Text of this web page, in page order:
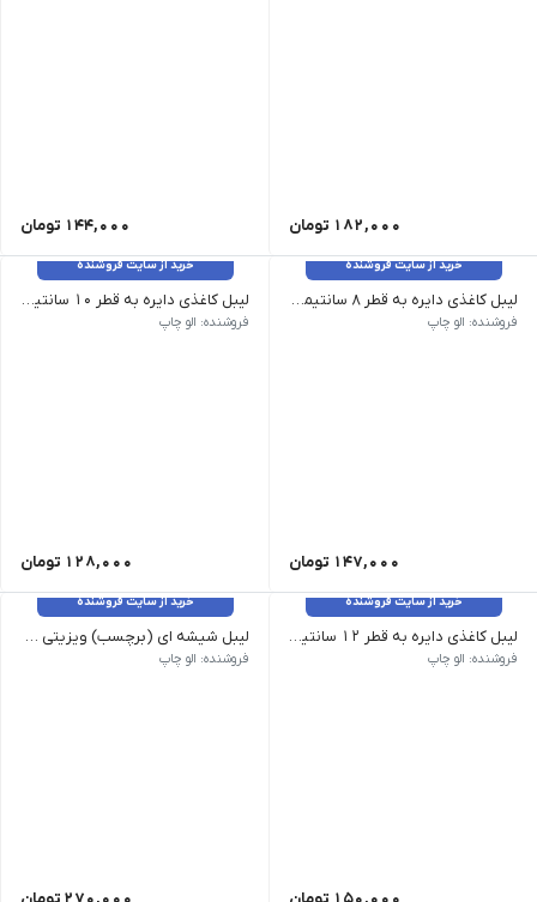
182,000 تومان 144,000 تومان
خرید از سایت فروشنده
لیبل کاغذی دایره به قطر 8 سانتیمتر _ 70 عدد
فروشنده: الو چاپ
147,000 تومان
خرید از سایت فروشنده
لیبل کاغذی دایره به قطر 10 سانتیمتر _ 40 عدد
فروشنده: الو چاپ
128,000 تومان
خرید از سایت فروشنده
لیبل کاغذی دایره به قطر 12 سانتیمتر _ 30 عدد
فروشنده: الو چاپ
خرید از سایت فروشنده
لیبل شیشه ای (برچسب) ویزیتی _ 100 عدد
فروشنده: الو چاپ